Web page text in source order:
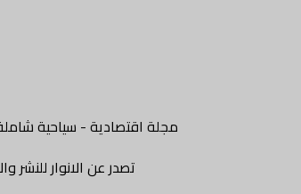
مجلة اقتصادية - سياحية
تصدر عن الانوار للنشر